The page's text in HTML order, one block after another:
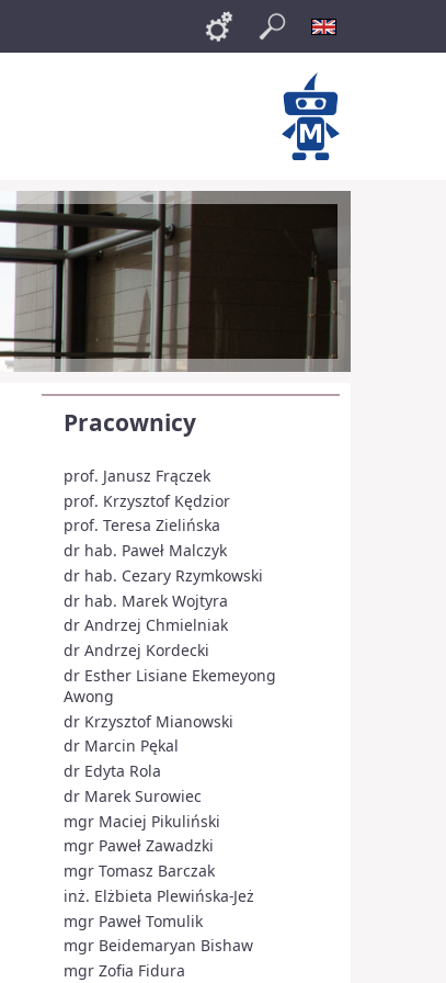
Links Szukaj
Pracownicy
prof. Janusz Frączek
prof. Krzysztof Kędzior
prof. Teresa Zielińska
dr hab. Paweł Malczyk
dr hab. Cezary Rzymkowski
dr hab. Marek Wojtyra
dr Andrzej Chmielniak
dr Andrzej Kordecki
dr Esther Lisiane Ekemeyong
Awong
dr Krzysztof Mianowski
dr Marcin Pękal
dr Edyta Rola
dr Marek Surowiec
mgr Maciej Pikuliński
mgr Paweł Zawadzki
mgr Tomasz Barczak
inż. Elżbieta Plewińska-Jeż
mgr Paweł Tomulik
mgr Beidemaryan Bishaw
mgr Zofia Fidura